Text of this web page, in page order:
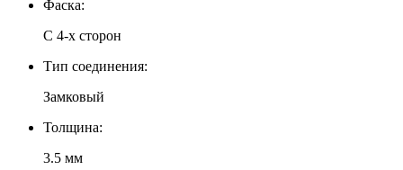
Фаска:
С 4-х сторон
Тип соединения:
Замковый
Толщина:
3.5 мм